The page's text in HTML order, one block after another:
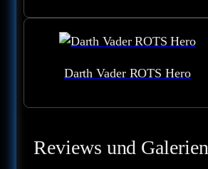
Darth Vader ROTS Hero
Reviews und Galerien